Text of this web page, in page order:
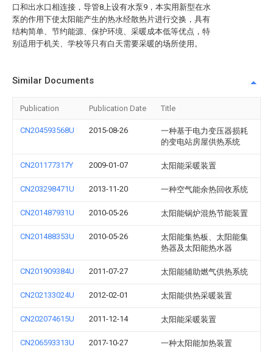
口和出水口相连接，导管8上设有水泵9，本实用新型在水
泵的作用下使太阳能产生的热水经散热片进行交换，具有
结构简单、节约能源、保护环境、采暖成本低等优点，特
别适用于机关、学校等只有白天需要采暖的场所使用。
Similar Documents
Publication Publication Date Title
CN204593568U 2015-08-26
一种基于电力变压器损耗
的变电站房屋供热系统
CN201177317Y 2009-01-07 太阳能采暖装置
CN203298471U 2013-11-20 一种空气能余热回收系统
CN201487931U 2010-05-26 太阳能锅炉混热节能装置
CN201488353U 2010-05-26
太阳能集热板、太阳能集
热器及太阳能热水器
CN201909384U 2011-07-27 太阳能辅助燃气供热系统
CN202133024U 2012-02-01 太阳能供热采暖装置
CN202074615U 2011-12-14 太阳能采暖装置
CN206593313U 2017-10-27 一种太阳能加热装置